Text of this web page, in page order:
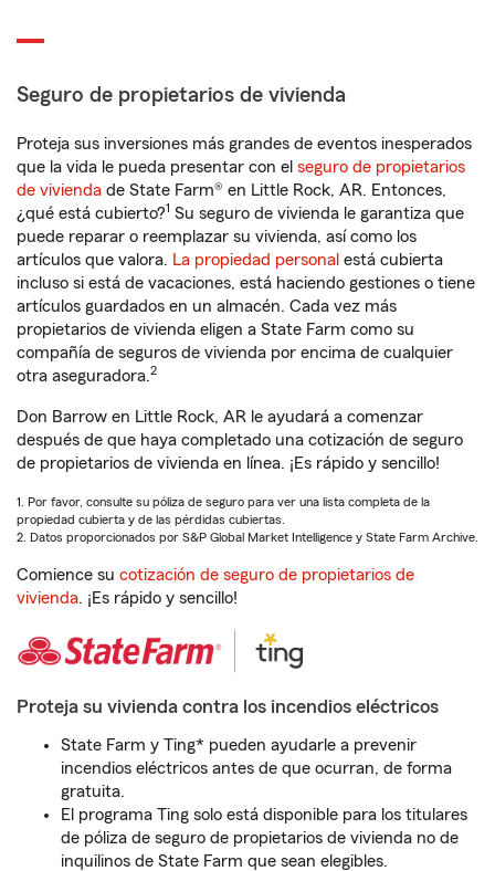
Seguro de propietarios de vivienda
Proteja sus inversiones más grandes de eventos inesperados
que la vida le pueda presentar con el seguro de propietarios
de vivienda de State Farm® en Little Rock, AR. Entonces,
¿qué está cubierto?1 Su seguro de vivienda le garantiza que
puede reparar o reemplazar su vivienda, así como los
artículos que valora. La propiedad personal está cubierta
incluso si está de vacaciones, está haciendo gestiones o tiene
artículos guardados en un almacén. Cada vez más
propietarios de vivienda eligen a State Farm como su
compañía de seguros de vivienda por encima de cualquier
otra aseguradora.2
Don Barrow en Little Rock, AR le ayudará a comenzar
después de que haya completado una cotización de seguro
de propietarios de vivienda en línea. ¡Es rápido y sencillo!
1. Por favor, consulte su póliza de seguro para ver una lista completa de la
propiedad cubierta y de las pérdidas cubiertas.
2. Datos proporcionados por S&P Global Market Intelligence y State Farm Archive.
Comience su cotización de seguro de propietarios de
vivienda. ¡Es rápido y sencillo!
Proteja su vivienda contra los incendios eléctricos
State Farm y Ting* pueden ayudarle a prevenir
incendios eléctricos antes de que ocurran, de forma
gratuita.
El programa Ting solo está disponible para los titulares
de póliza de seguro de propietarios de vivienda no de
inquilinos de State Farm que sean elegibles.